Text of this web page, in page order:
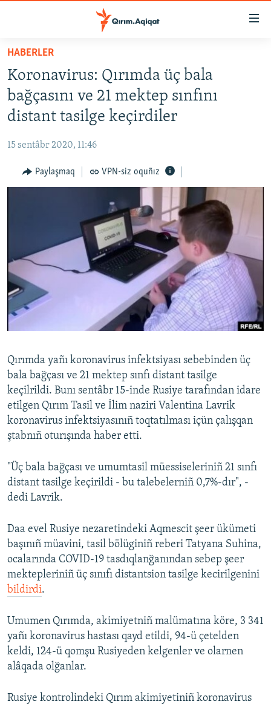
Esas
qaytmaq
Baş
navigatsiyağa
qaytmaq
Qıdıruvğa
SİYASET
İQTİSADİYAT
MEDENİYET
İNSAN AQLARI
FİKİR
Русский
Українською
RFE/RS bütün saytları
HABERLER
Koronavirus: Qırımda üç bala
bağçasını ve 21 mektep sınfını
distant tasilge keçirdiler
15 sentâbr 2020, 11:46
Paylaşmaq VPN-siz oquñız
Qırımda yañı koronavirus infektsiyası sebebinden üç
bala bağçası ve 21 mektep sınfı distant tasilge
keçilrildi. Bunı sentâbr 15-inde Rusiye tarafından idare
etilgen Qırım Tasil ve İlim naziri Valentina Lavrik
koronavirus infektsiyasınıñ toqtatılması içün çalışqan
ştabnıñ oturışında haber etti.
"Üç bala bağçası ve umumtasil müessiseleriniñ 21 sınfı
distant tasilge keçirildi - bu talebelerniñ 0,7%-dır", -
dedi Lavrik.
Daa evel Rusiye nezaretindeki Aqmescit şeer ükümeti
başınıñ müavini, tasil bölüginiñ reberi Tatyana Suhina,
ocalarında COVID-19 tasdıqlanğanından sebep şeer
mektepleriniñ üç sınıfı distantsion tasilge kecirilgenini
bildirdi.
Umumen Qırımda, akimiyetniñ malümatına köre, 3 341
yañı koronavirus hastası qayd etildi, 94-ü çetelden
keldi, 124-ü qomşu Rusiyeden kelgenler ve olarnen
alâqada olğanlar.
Rusiye kontrolindeki Qırım akimiyetiniñ koronavirus